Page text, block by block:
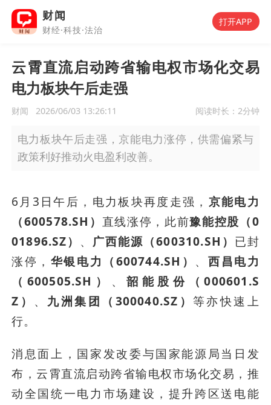
财闻
财经·科技·法治
打开APP
云霄直流启动跨省输电权市场化交易
电力板块午后走强
财闻 2026/06/03 13:26:11 阅读时长： 2分钟
电力板块午后走强，京能电力涨停，供需偏紧与
政策利好推动火电盈利改善。
6月3日午后，电力板块再度走强， 京能电力
（600578.SH） 直线涨停，此前豫能控股（0
01896.SZ） 、 广西能源（600310.SH） 已封
涨停， 华银电力（600744.SH） 、 西昌电力
（600505.SH） 、韶能股份（000601.S
Z） 、 九洲集团（300040.SZ） 等亦快速上
行。
消息面上，国家发改委与国家能源局当日发
布，云霄直流启动跨省输电权市场化交易，推
动全国统一电力市场建设，提升跨区送电能